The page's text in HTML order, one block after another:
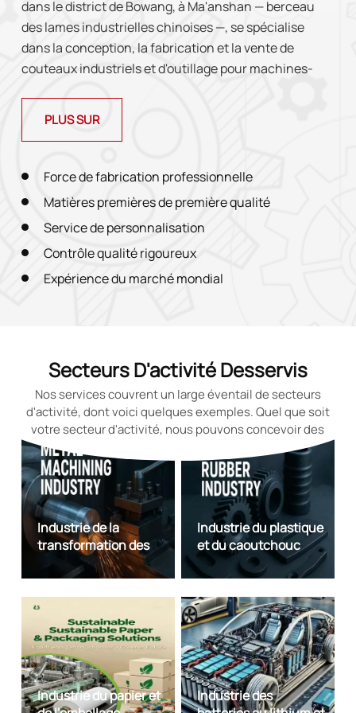
dans le district de Bowang, à Ma'anshan — berceau
des lames industrielles chinoises —, se spécialise
dans la conception, la fabrication et la vente de
couteaux industriels et d'outillage pour machines-
personnalisée et moules pour presses plieuses.Forts
fabrication de précision et d'équipements CNC de
pointe, nous proposons solutions de coupe de haute
précision et durables pour des secteurs tels que
travail des métaux, papier, caoutchouc, plastique,
bois et emballage. Nous adhérons au principe de « La
qualité conquiert le marché, le service instaure la
classe mondiale.
PLUS SUR
Force de fabrication professionnelle
Matières premières de première qualité
Service de personnalisation
Contrôle qualité rigoureux
Expérience du marché mondial
Secteurs D'activité Desservis
Nos services couvrent un large éventail de secteurs
d'activité, dont voici quelques exemples. Quel que soit
votre secteur d'activité, nous pouvons concevoir des
lames sur mesure d'une qualité exceptionnelle.
Industrie de la
transformation des
métaux
Industrie du plastique
et du caoutchouc
Industrie du papier et
Industrie des